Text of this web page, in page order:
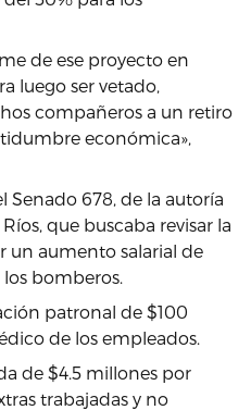
de ese proyecto en
luego ser vetado,
compañeros a un retiro
económica»,
Senado 678, de la autoría
que buscaba revisar la
un aumento salarial de
los bomberos.
patronal de $100
de los empleados.
de $4.5 millones por
trabajadas y no